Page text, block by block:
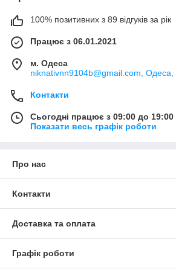
100% позитивних з 89 відгуків за рік
Працює з 06.01.2021
м. Одеса
niknativnn9104b@gmail.com, Одеса,
Контакти
Сьогодні працює з 09:00 до 19:00
Показати весь графік роботи
Про нас
Контакти
Доставка та оплата
Графік роботи